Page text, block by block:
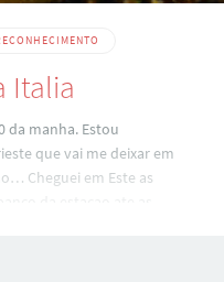
Italia
da manha. Estou
que vai me deixar em
Cheguei em Este as